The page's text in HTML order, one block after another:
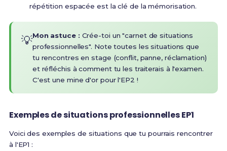
répétition espacée est la clé de la mémorisation.
💡Mon astuce : Crée-toi un "carnet de situations
professionnelles". Note toutes les situations que
tu rencontres en stage (conflit, panne, réclamation)
et réfléchis à comment tu les traiterais à l'examen.
C'est une mine d'or pour l'EP2 !
Exemples de situations professionnelles EP1
Voici des exemples de situations que tu pourrais rencontrer
à l'EP1 :